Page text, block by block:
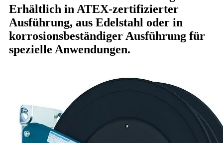
Erhältlich in ATEX-zertifizierter
Ausführung, aus Edelstahl oder in
korrosionsbeständiger Ausführung für
spezielle Anwendungen.